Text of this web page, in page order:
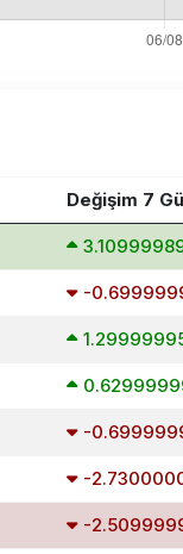
Değişim 7
-
-
-
-